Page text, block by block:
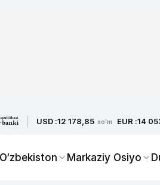
USD :12 178,85 so'm EUR :14
O‘zbekiston Markaziy Osiyo